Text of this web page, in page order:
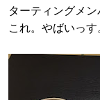
ターティングメ
これ。やばいっす